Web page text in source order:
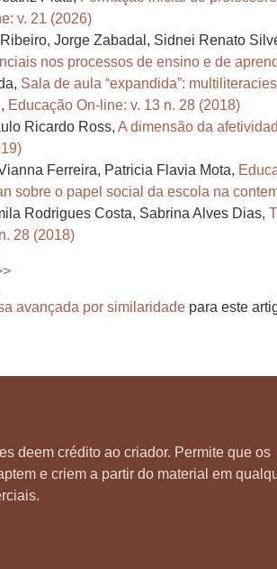
v. 21 (2026)
Jorge Zabadal, Sidnei Renato
nos processos de ensino e de
Sala de aula “expandida”:
, Educação On-line: v. 13 n. 28 (2018)
Ricardo Ross, A dimensão da
Ferreira, Patricia Flavia Mota,
sobre o papel social da escola na
Rodrigues Costa, Sabrina Alves Dias,
28 (2018)
avançada por similaridade para este
deem crédito ao criador. Permite que os
e criem a partir do material em